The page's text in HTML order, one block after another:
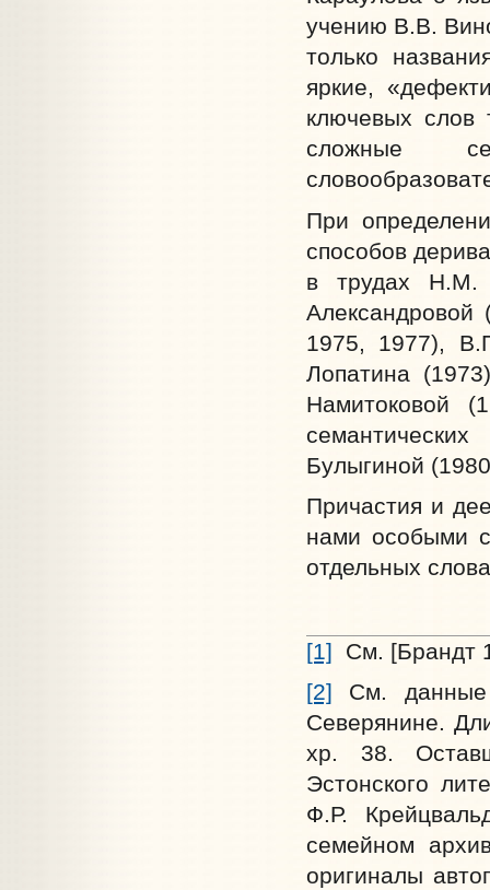
учению В.В.
только
яркие,
ключевых слов
сложные
При
способов
в трудах Н.М.
1975, 1977),
Лопатина
Намитоковой
Булыгиной
Причастия и
нами особыми
отдельных
[1] См. [Брандт
[2] См.
Северянине.
хр. 38.
Эстонского
Ф.Р.
семейном
оригиналы